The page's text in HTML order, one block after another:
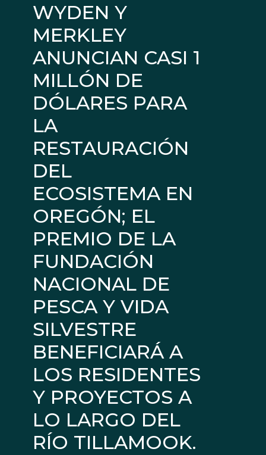
WYDEN Y
MERKLEY
ANUNCIAN CASI 1
MILLÓN DE
DÓLARES PARA
LA
RESTAURACIÓN
DEL
ECOSISTEMA EN
OREGÓN; EL
PREMIO DE LA
FUNDACIÓN
NACIONAL DE
PESCA Y VIDA
SILVESTRE
BENEFICIARÁ A
LOS RESIDENTES
Y PROYECTOS A
LO LARGO DEL
RÍO TILLAMOOK.